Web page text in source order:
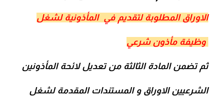
الاوراق المطلوبة لتقديم في المأذونية لشغل
ثم تضمن المادة الثالثة من تعديل لائحة المأذونين
الشرعيين الاوراق و المستندات المقدمة لشغل